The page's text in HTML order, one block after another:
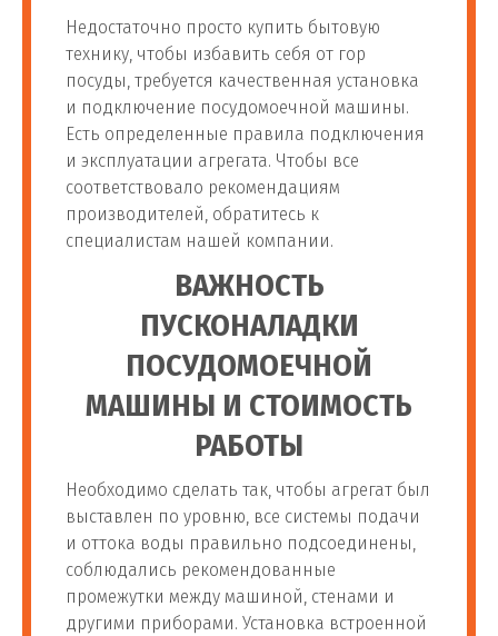
Недостаточно просто купить бытовую
технику, чтобы избавить себя от гор
посуды, требуется качественная установка
и подключение посудомоечной машины.
Есть определенные правила подключения
и эксплуатации агрегата. Чтобы все
соответствовало рекомендациям
производителей, обратитесь к
специалистам нашей компании.
ВАЖНОСТЬ
ПУСКОНАЛАДКИ
ПОСУДОМОЕЧНОЙ
МАШИНЫ И СТОИМОСТЬ
РАБОТЫ
Необходимо сделать так, чтобы агрегат был
выставлен по уровню, все системы подачи
и оттока воды правильно подсоединены,
соблюдались рекомендованные
промежутки между машиной, стенами и
другими приборами. Установка встроенной